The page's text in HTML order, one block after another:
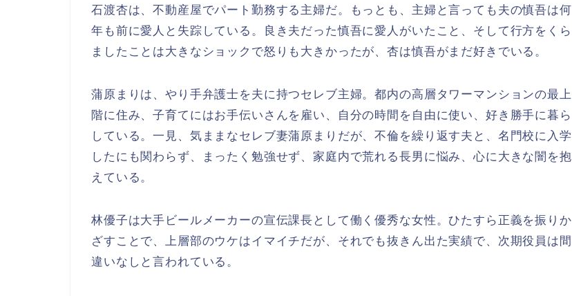
石渡杏は、不動産屋でパート勤務する主婦だ。もっとも、主婦と言っても夫の慎吾は何
年も前に愛人と失踪している。良き夫だった慎吾に愛人がいたこと、そして行方をくら
ましたことは大きなショックで怒りも大きかったが、杏は慎吾がまだ好きでいる。
蒲原まりは、やり手弁護士を夫に持つセレブ主婦。都内の高層タワーマンションの最上
階に住み、子育てにはお手伝いさんを雇い、自分の時間を自由に使い、好き勝手に暮ら
している。一見、気ままなセレブ妻蒲原まりだが、不倫を繰り返す夫と、名門校に入学
したにも関わらず、まったく勉強せず、家庭内で荒れる長男に悩み、心に大きな闇を抱
えている。
林優子は大手ビールメーカーの宣伝課長として働く優秀な女性。ひたすら正義を振りか
ざすことで、上層部のウケはイマイチだが、それでも抜きん出た実績で、次期役員は間
違いなしと言われている。